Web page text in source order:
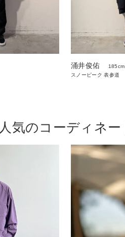
涌井俊佑
185cm
スノーピーク 表参道
人気のコーディネー